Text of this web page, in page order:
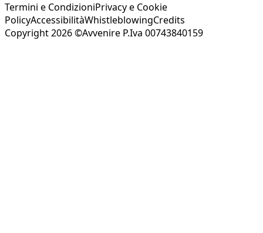
Termini e CondizioniPrivacy e Cookie
PolicyAccessibilitàWhistleblowingCredits
Copyright 2026 ©Avvenire P.Iva 00743840159